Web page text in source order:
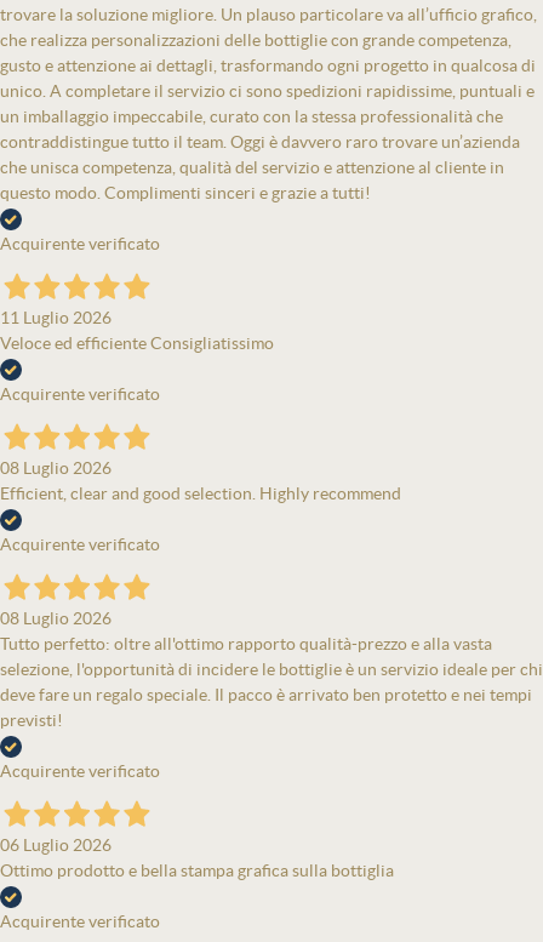
trovare la soluzione migliore. Un plauso particolare va all’ufficio grafico,
che realizza personalizzazioni delle bottiglie con grande competenza,
gusto e attenzione ai dettagli, trasformando ogni progetto in qualcosa di
unico. A completare il servizio ci sono spedizioni rapidissime, puntuali e
un imballaggio impeccabile, curato con la stessa professionalità che
contraddistingue tutto il team. Oggi è davvero raro trovare un’azienda
che unisca competenza, qualità del servizio e attenzione al cliente in
questo modo. Complimenti sinceri e grazie a tutti!
Acquirente verificato
11 Luglio 2026
Veloce ed efficiente Consigliatissimo
Acquirente verificato
08 Luglio 2026
Efficient, clear and good selection. Highly recommend
Acquirente verificato
08 Luglio 2026
Tutto perfetto: oltre all'ottimo rapporto qualità-prezzo e alla vasta
selezione, l'opportunità di incidere le bottiglie è un servizio ideale per chi
deve fare un regalo speciale. Il pacco è arrivato ben protetto e nei tempi
previsti!
Acquirente verificato
06 Luglio 2026
Ottimo prodotto e bella stampa grafica sulla bottiglia
Acquirente verificato